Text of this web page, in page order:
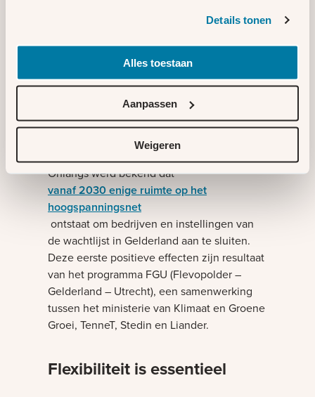
Details tonen
Alles toestaan
Aanpassen
Weigeren
in de projecten van Liander. En daarmee
hard aan de planningen steeds realistischer
te maken. Zo gaat Liander in de toekomst
vaker uit van een periode waarin een project
klaar zal zijn, in plaats van een harde datum.
Zodat klanten een realistischer beeld
krijgen.
Onlangs werd bekend dat
vanaf 2030 enige ruimte op het
hoogspanningsnet
ontstaat om bedrijven en instellingen van
de wachtlijst in Gelderland aan te sluiten.
Deze eerste positieve effecten zijn resultaat
van het programma FGU (Flevopolder –
Gelderland – Utrecht), een samenwerking
tussen het ministerie van Klimaat en Groene
Groei, TenneT, Stedin en Liander.
Flexibiliteit is essentieel